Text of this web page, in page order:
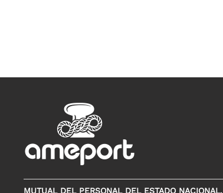
MUTUAL DEL PERSONAL DEL ESTADO NACIONAL,